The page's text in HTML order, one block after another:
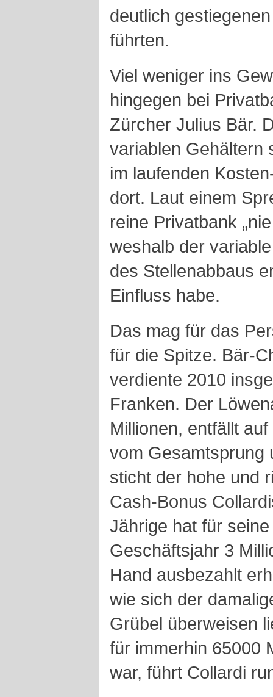
deutlich
führten.
Viel weniger ins
hingegen bei
Zürcher Julius Bär.
variablen Gehältern
im laufenden
dort. Laut einem
reine Privatbank
weshalb der
des Stellenabbaus
Einfluss habe.
Das mag für das
für die Spitze. Bär-
verdiente 2010
Franken. Der
Millionen, entfällt
vom Gesamtsprung
sticht der hohe und
Cash-Bonus
Jährige hat für
Geschäftsjahr 3
Hand ausbezahlt
wie sich der
Grübel überweisen
für immerhin 65000
war, führt Collardi